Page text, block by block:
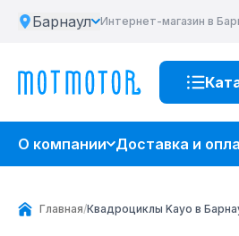
Барнаул Интернет-магазин в
О компании Доставка и
Главная/Квадроциклы Kayo в